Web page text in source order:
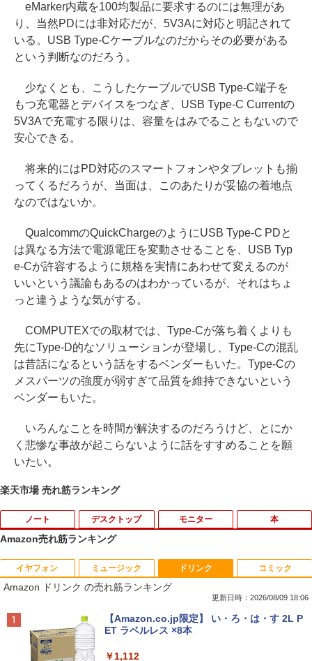
eMarker内蔵を100均製品に要求するのには無理があ
り、当然PDには非対応だが、5V3Aに対応と明記されて
いる。USB Type-Cケーブルなのだからその必要がある
という判断なのだろう。
少なくとも、こうしたケーブルでUSB Type-C端子を
もつ充電器とデバイスをつなぎ、USB Type-C Currentの
5V3Aで充電する限りは、容量をはみでることもないので
安心できる。
将来的にはPD対応のスマートフォンやタブレットも揃
ってくるだろうが、当面は、このあたりが妥協の着地点
なのではないか。
QualcommのQuickChargeのようにUSB Type-C PDと
は異なる方法で電源電圧を変動させることを、USB Typ
e-Cが許容するように規格を実情にあわせて変えるのが
いいという議論もあるのはわかっているが、それはちょ
っと違うような気がする。
COMPUTEXでの取材では、Type-Cが落ち着くよりも
先にType-D的なソリューションが登場し、Type-Cの混乱
は昔話になるという話をするベンダーもいた。Type-Cの
メスパーツの強度が弱すぎて品質を維持できないという
ベンダーもいた。
いろんなことを時間が解決するのだろうけど、とにか
く悲惨な事故が起こらないように話をすすめることを願
いたい。
楽天市場 売れ筋ランキング
ノート
1
【マラソンP5倍/10%オフクーポン】中古
ノートパソコン Windows11 Pro Office
付き Lenovo ThinkPad L590 第8世代 C
ore i5 メモリ16GB 高速SSD256GB 15.6
インチ Bluetooth HDMI カメラ Wi-Fi 初
期設定済み 送料無料 90日保証
デスクトップ
1
【全品最大2500円OFFクーポン】【超小
型筐体 ミニパソコン】 Office付き Wind
ows11 メモリ16GB SSD 1TB Core i5 第
6世代 HP ProDesk 800G2 DM DisplayP
ort VGA 2画面同時出力 USB3.0 Type-C
WIFI子機付 中古パソコン デスクトップ
モニター
1
DELL デル E1913S LED液晶モニター 19
インチ スクエア ブラック 1280 x 1024 S
XGA TNパネル LEDバックライト付 非光
沢 ノングレア 液晶ディスプレイ VGA
【中古】
本
1 夏帆 The Tale of KAHO [ 村上 春樹 ]
Amazon売れ筋ランキング
イヤフォン
Anker Soundcore P40i オフホワイト
ミュージック
BRUCE WAYNE feat. Flo Milli, ATL Jacob
[Explicit]
￥250
ドリンク
Amazon ドリンク の売れ筋ランキング
更新日時：2026/08/09 18:06
【Amazon.co.jp限定】 い・ろ・は・す 2L P
ET ラベルレス ×8本
￥1,112
コミック